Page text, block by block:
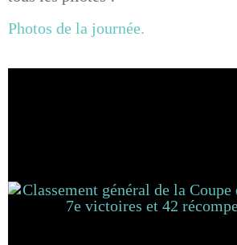
Photos de la journée.